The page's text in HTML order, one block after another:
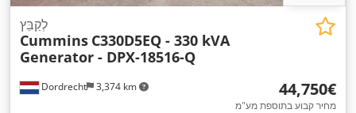
Dordrecht 3,374 km
לְקַבֵּץ
Cummins C330D5EQ - 330 kVA
Generator - DPX-18516-Q
‏44,750 ‏€
מחיר קבוע בתוספת מע"מ